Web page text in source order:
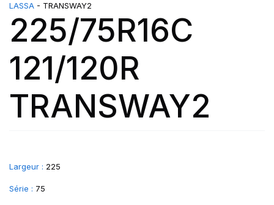
LASSA - TRANSWAY2
225/75R16C
121/120R
TRANSWAY2
Largeur : 225
Série : 75